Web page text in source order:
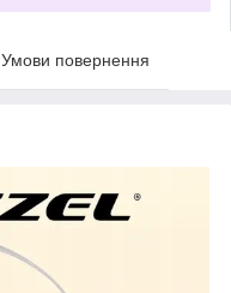
Умови повернення